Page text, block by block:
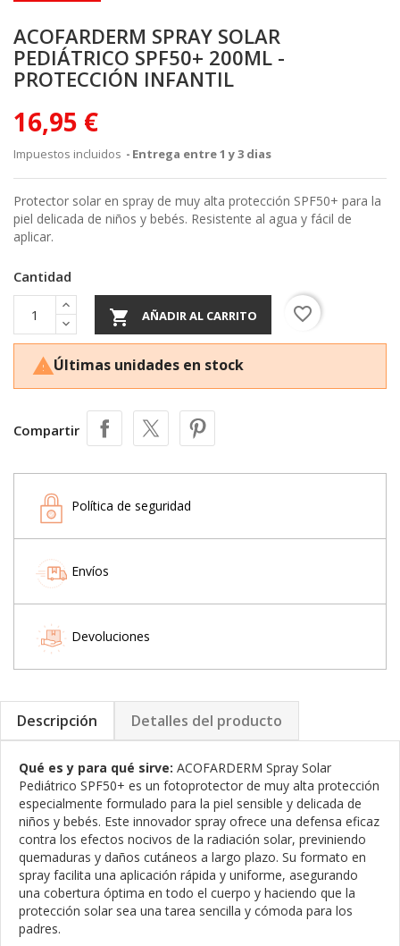
ACOFARDERM SPRAY SOLAR
PEDIÁTRICO SPF50+ 200ML -
PROTECCIÓN INFANTIL
16,95 €
Impuestos incluidos Entrega entre 1 y 3 dias
Protector solar en spray de muy alta protección SPF50+ para la
piel delicada de niños y bebés. Resistente al agua y fácil de
aplicar.
Cantidad
 AÑADIR AL CARRITO favorite_border
Últimas unidades en stock
Compartir
Política de seguridad
Envíos
Devoluciones
Descripción Detalles del producto
Qué es y para qué sirve: ACOFARDERM Spray Solar
Pediátrico SPF50+ es un fotoprotector de muy alta protección
especialmente formulado para la piel sensible y delicada de
niños y bebés. Este innovador spray ofrece una defensa eficaz
contra los efectos nocivos de la radiación solar, previniendo
quemaduras y daños cutáneos a largo plazo. Su formato en
spray facilita una aplicación rápida y uniforme, asegurando
una cobertura óptima en todo el cuerpo y haciendo que la
protección solar sea una tarea sencilla y cómoda para los
padres.